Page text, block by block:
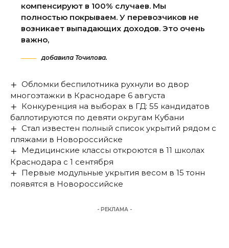
компенсируют в 100% случаев. Мы
полностью покрываем. У перевозчиков не
возникает выпадающих доходов. Это очень
важно,
добавила Точилова.
Обломки беспилотника рухнули во двор
многоэтажки в Краснодаре 6 августа
Конкуренция на выборах в ГД: 55 кандидатов
баллотируются по девяти округам Кубани
Стал известен полный список укрытий рядом с
пляжами в Новороссийске
Медицинские классы откроются в 11 школах
Краснодара с 1 сентября
Первые модульные укрытия весом в 15 тонн
появятся в Новороссийске
- РЕКЛАМА -